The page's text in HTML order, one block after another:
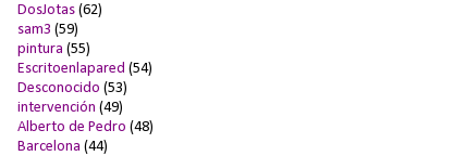
DosJotas (62)
sam3 (59)
pintura (55)
Escritoenlapared (54)
Desconocido (53)
intervención (49)
Alberto de Pedro (48)
Barcelona (44)